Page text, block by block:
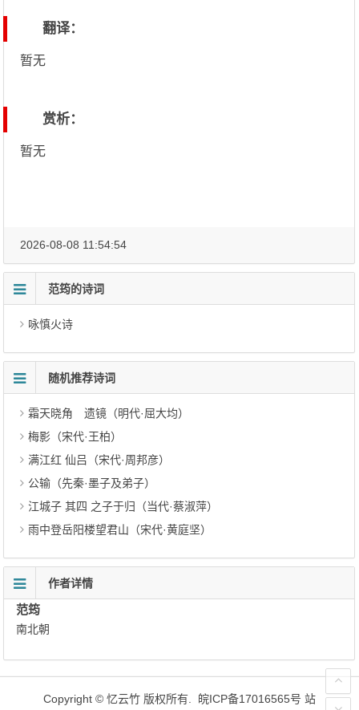
翻译：
暂无
赏析：
暂无
2026-08-08 11:54:54
范筠的诗词
咏慎火诗
随机推荐诗词
霜天晓角 遗镜（明代·屈大均）
梅影（宋代·王柏）
满江红 仙吕（宋代·周邦彦）
公输（先秦·墨子及弟子）
江城子 其四 之子于归（当代·蔡淑萍）
雨中登岳阳楼望君山（宋代·黄庭坚）
作者详情
范筠
南北朝
Copyright © 忆云竹 版权所有. 皖ICP备17016565号 站